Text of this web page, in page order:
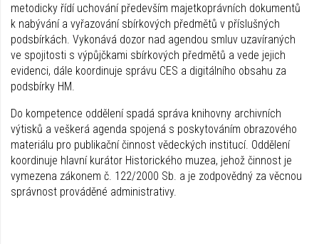
metodicky řídí uchování především majetkoprávních dokumentů
k nabývání a vyřazování sbírkových předmětů v příslušných
podsbírkách. Vykonává dozor nad agendou smluv uzavíraných
ve spojitosti s výpůjčkami sbírkových předmětů a vede jejich
evidenci, dále koordinuje správu CES a digitálního obsahu za
podsbírky HM.
Do kompetence oddělení spadá správa knihovny archivních
výtisků a veškerá agenda spojená s poskytováním obrazového
materiálu pro publikační činnost vědeckých institucí. Oddělení
koordinuje hlavní kurátor Historického muzea, jehož činnost je
vymezena zákonem č. 122/2000 Sb. a je zodpovědný za věcnou
správnost prováděné administrativy.